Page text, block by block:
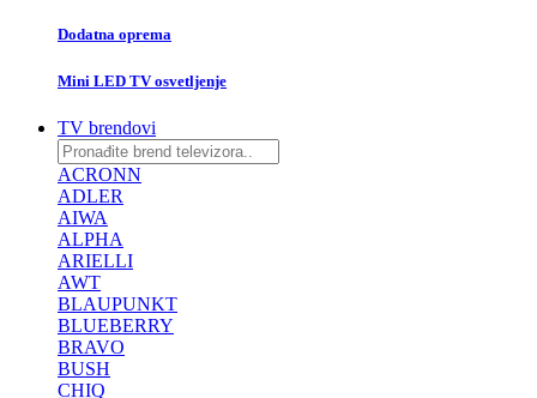
Dodatna oprema
Mini LED TV osvetljenje
TV brendovi
ACRONN
ADLER
AIWA
ALPHA
ARIELLI
AWT
BLAUPUNKT
BLUEBERRY
BRAVO
BUSH
CHIQ